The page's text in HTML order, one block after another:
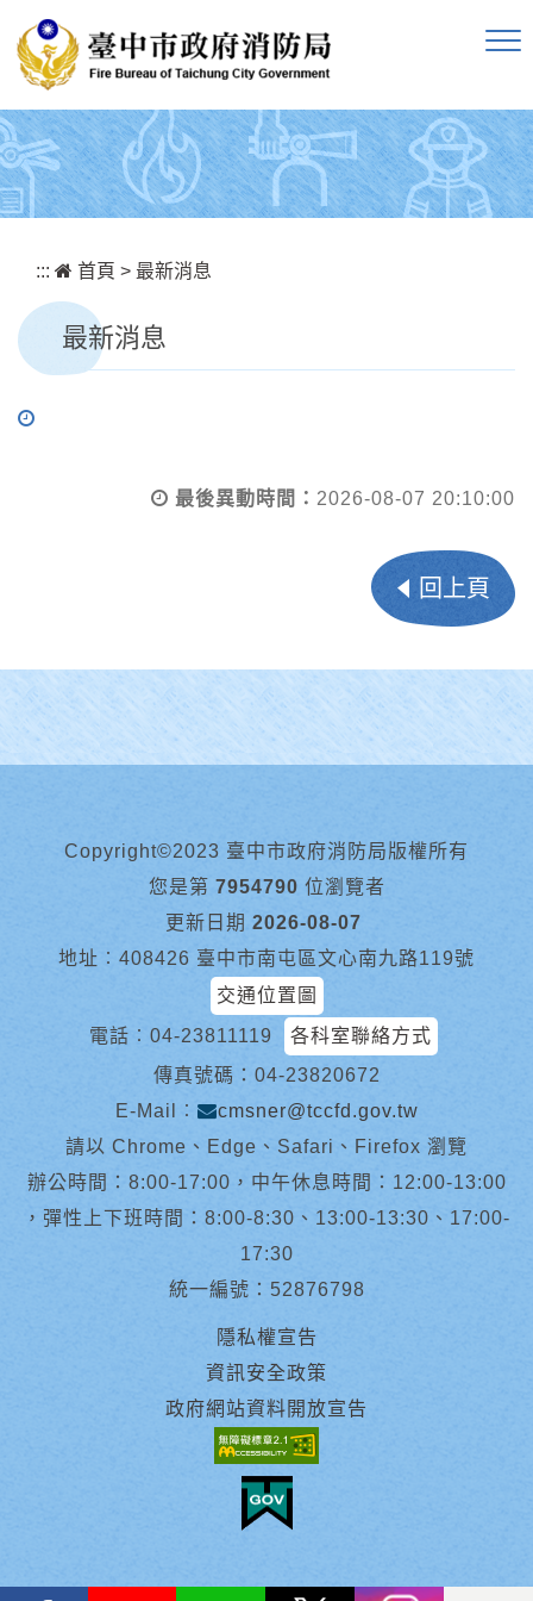
::: 首頁 > 最新消息
最新消息
最後異動時間： 2026-08-07 20:10:00
回上頁
Copyright©2023 臺中市政府消防局版權所有
您是第 7954790 位瀏覽者
更新日期 2026-08-07
地址︰408426 臺中市南屯區文心南九路119號
交通位置圖
電話︰ 04-23811119
各科室聯絡方式
傳真號碼：04-23820672
E-Mail︰
cmsner@tccfd.gov.tw
請以 Chrome、Edge、Safari、Firefox 瀏覽
辦公時間：8:00-17:00，中午休息時間：12:00-13:00
，彈性上下班時間：8:00-8:30、13:00-13:30、17:00-
17:30
統一編號：52876798
隱私權宣告
資訊安全政策
政府網站資料開放宣告